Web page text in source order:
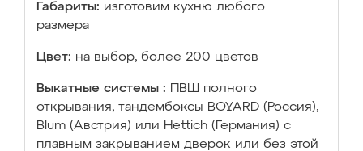
Габариты: изготовим кухню любого
размера
Цвет: на выбор, более 200 цветов
Выкатные системы :
ПВШ полного
открывания, тандембоксы BOYARD (Россия),
Blum (Австрия) или Hettich (Германия) с
плавным закрыванием дверок или без этой